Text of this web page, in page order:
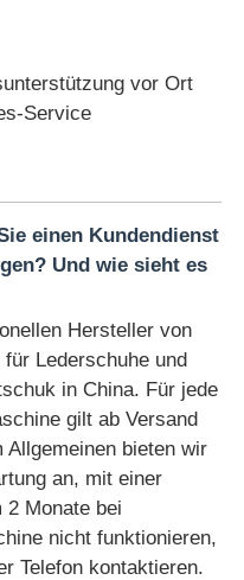
vor Ort
Service
einen Kundendienst
Und wie sieht es
Hersteller von
Lederschuhe und
in China. Für jede
gilt ab Versand
Allgemeinen bieten wir
an, mit einer
2 Monate bei
nicht funktionieren,
Telefon kontaktieren.